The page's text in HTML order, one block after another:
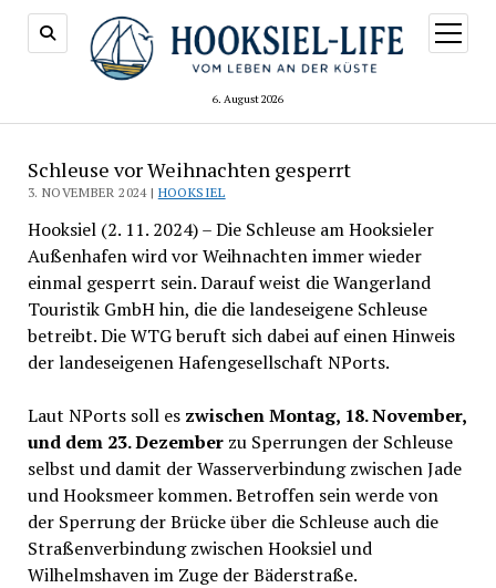
6. August 2026
Menü
öffnen
Schleuse vor Weihnachten gesperrt
3. NOVEMBER 2024 | HOOKSIEL
Hooksiel (2. 11. 2024) – Die Schleuse am Hooksieler
Außenhafen wird vor Weihnachten immer wieder
einmal gesperrt sein. Darauf weist die Wangerland
Touristik GmbH hin, die die landeseigene Schleuse
betreibt. Die WTG beruft sich dabei auf einen Hinweis
der landeseigenen Hafengesellschaft NPorts.
Laut NPorts soll es zwischen Montag, 18. November,
und dem 23. Dezemberzu Sperrungen der Schleuse
selbst und damit der Wasserverbindung zwischen Jade
und Hooksmeer kommen. Betroffen sein werde von
der Sperrung der Brücke über die Schleuse auch die
Straßenverbindung zwischen Hooksiel und
Wilhelmshaven im Zuge der Bäderstraße.